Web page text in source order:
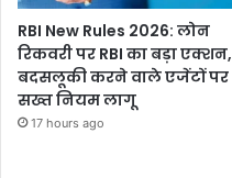
RBI New Rules 2026: लोन
रिकवरी पर RBI का बड़ा एक्शन,
बदसलूकी करने वाले एजेंटों पर
सख्त नियम लागू
17 hours ago